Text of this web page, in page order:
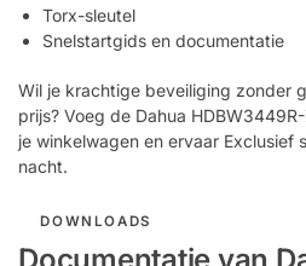
Torx-sleutel
Snelstartgids en documentatie
Wil je krachtige beveiliging zonder
prijs? Voeg de Dahua
je winkelwagen en ervaar Exclusief
nacht.
DOWNLOADS
Documentatie van